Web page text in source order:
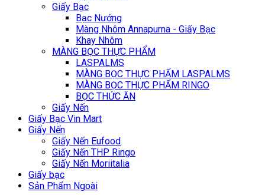
Giấy Bạc
Bạc Nướng
Màng Nhôm Annapurna - Giấy Bạc
Khay Nhôm
MÀNG BỌC THỰC PHẨM
LASPALMS
MÀNG BỌC THỰC PHẨM LASPALMS
MÀNG BỌC THỰC PHẨM RINGO
BỌC THỨC ĂN
Giấy Nến
Giấy Bạc Vin Mart
Giấy Nến
Giấy Nến Eufood
Giấy Nến THP Ringo
Giấy Nến Moriitalia
Giấy bạc
Sản Phẩm Ngoài